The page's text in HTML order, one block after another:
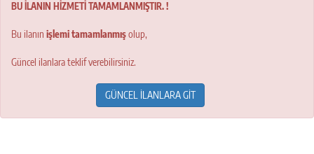
BU İLANIN HİZMETİ TAMAMLANMIŞTIR. !
Bu ilanın işlemi tamamlanmışolup,
Güncel ilanlara teklif verebilirsiniz.
GÜNCEL İLANLARA GİT